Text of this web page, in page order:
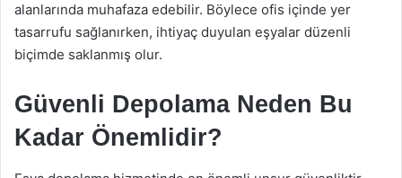
alanlarında muhafaza edebilir. Böylece ofis içinde yer
tasarrufu sağlanırken, ihtiyaç duyulan eşyalar düzenli
biçimde saklanmış olur.
Güvenli Depolama Neden Bu
Kadar Önemlidir?